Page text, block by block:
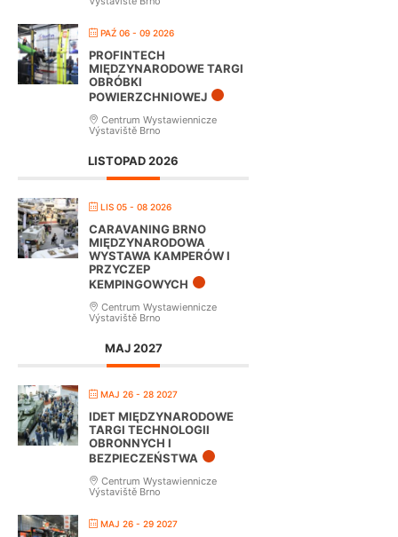
PAŹ 06 - 09 2026
PROFINTECH
MIĘDZYNARODOWE TARGI
OBRÓBKI
POWIERZCHNIOWEJ
Centrum Wystawiennicze
Výstaviště Brno
LISTOPAD 2026
LIS 05 - 08 2026
CARAVANING BRNO
MIĘDZYNARODOWA
WYSTAWA KAMPERÓW I
PRZYCZEP
KEMPINGOWYCH
Centrum Wystawiennicze
Výstaviště Brno
MAJ 2027
MAJ 26 - 28 2027
IDET MIĘDZYNARODOWE
TARGI TECHNOLOGII
OBRONNYCH I
BEZPIECZEŃSTWA
Centrum Wystawiennicze
Výstaviště Brno
MAJ 26 - 29 2027